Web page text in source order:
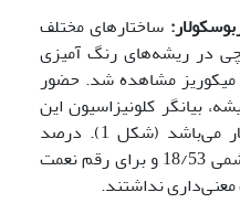
ساختارهای مختلف
در ریشه‌های رنگ آمیزی
میکوریز مشاهده شد. حضور
بیانگر کلونیزاسیون این
گیاه با قارچ­ میکوریز آربوسکولار می‌باشد (شکل 1). درصد
کلونیزاسیون برای رقم طارم هاشمی 18/53 و برای رقم نعمت
معنی‌داری نداشتند.